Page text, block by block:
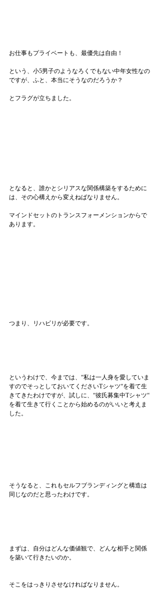
お仕事もプライベートも、最優先は自由！
という、小5男子のようなろくでもない中年女性なの
ですが、ふと、本当にそうなのだろうか？
とフラグが立ちました。
となると、誰かとシリアスな関係構築をするために
は、その心構えから変えねばなりません。
マインドセットのトランスフォーメンションからで
あります。
つまり、リハビリが必要です。
というわけで、今までは、“私は一人身を愛していま
すのでそっとしておいてくださいTシャツ“を着て生
きてきたわけですが、試しに、“彼氏募集中Tシャツ“
を着て生きて行くことから始めるのがいいと考えま
した。
そうなると、これもセルフブランディングと構造は
同じなのだと思ったわけです。
まずは、自分はどんな価値観で、どんな相手と関係
を築いて行きたいのか。
そこをはっきりさせなければなりません。